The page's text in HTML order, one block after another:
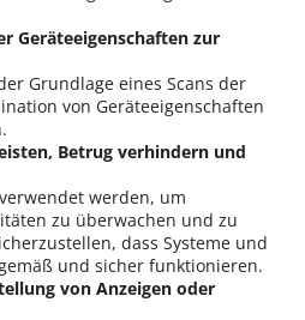
Geräteeigenschaften zur
Grundlage eines Scans der
von Geräteeigenschaften
Betrug verhindern und
werden, um
zu überwachen und zu
dass Systeme und
und sicher funktionieren.
von Anzeigen oder